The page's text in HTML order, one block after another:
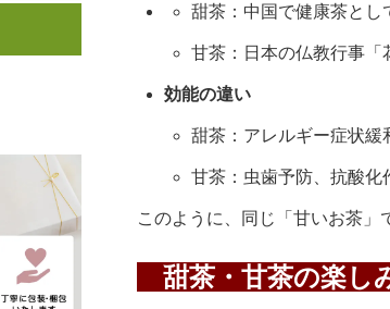
甜茶：中国で健康茶とし
甘茶：日本の仏教行事
効能の違い
甜茶：アレルギー症状緩
甘茶：虫歯予防、抗酸化
このように、同じ「甘いお茶」
甜茶・甘茶の楽し